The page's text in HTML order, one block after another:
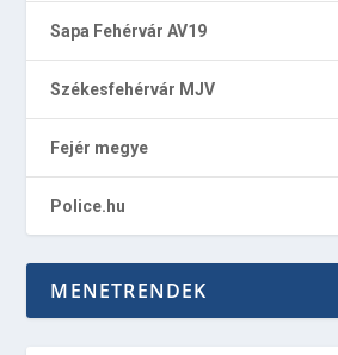
Sapa Fehérvár AV19
Székesfehérvár MJV
Fejér megye
Police.hu
MENETRENDEK